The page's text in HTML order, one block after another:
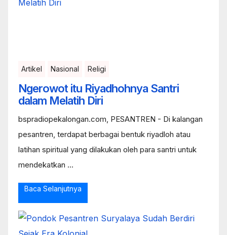
Artikel Nasional Religi
Ngerowot itu Riyadhohnya Santri
dalam Melatih Diri
bspradiopekalongan.com, PESANTREN - Di kalangan
pesantren, terdapat berbagai bentuk riyadloh atau
latihan spiritual yang dilakukan oleh para santri untuk
mendekatkan ...
Baca Selanjutnya